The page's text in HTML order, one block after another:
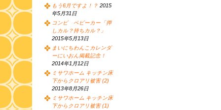
もう6月ですよ！？ 2015
年5月31日
コンビ ベビーカー「押
しカル？持ちカル？」
2015年5月13日
まいにちわんこカレンダ
ーにいおん掲載記念！
2014年1月12日
ミサワホーム キッチン床
下からクロアリ被害 (2)
2013年8月26日
ミサワホーム キッチン床
下からクロアリ被害 (1)